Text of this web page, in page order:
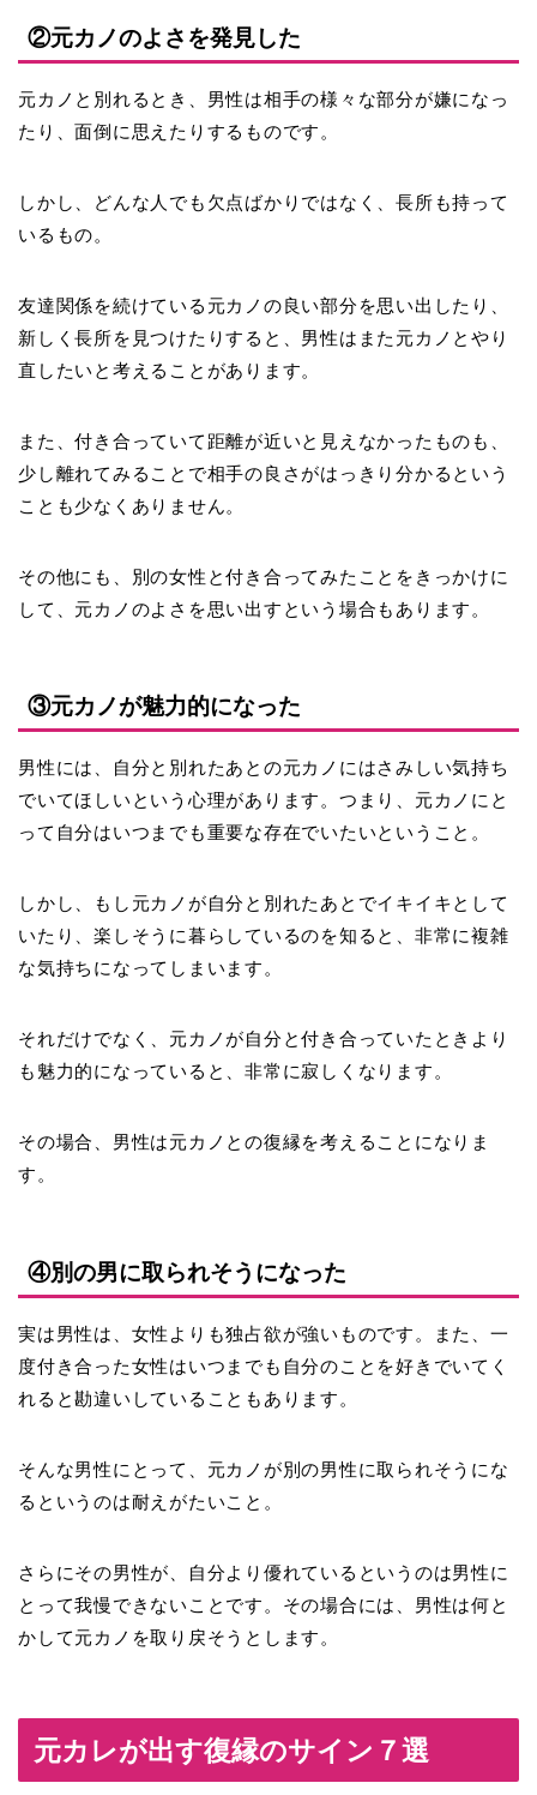
②元カノのよさを発見した
元カノと別れるとき、男性は相手の様々な部分が嫌になっ
たり、面倒に思えたりするものです。
しかし、どんな人でも欠点ばかりではなく、長所も持って
いるもの。
友達関係を続けている元カノの良い部分を思い出したり、
新しく長所を見つけたりすると、男性はまた 元カノとやり
直したい と考えることがあります。
また、付き合っていて距離が近いと見えなかったものも、
少し離れてみることで相手の良さがはっきり分かるという
ことも少なくありません。
その他にも、別の女性と付き合ってみたことをきっかけに
して、元カノのよさを思い出すという場合もあります。
③元カノが魅力的になった
男性には、自分と別れたあとの元カノにはさみしい気持ち
でいてほしいという心理があります。つまり、 元カノにと
って自分はいつまでも重要な存在でいたいということ。
しかし、もし元カノが自分と別れたあとでイキイキとして
いたり、楽しそうに暮らしているのを知ると、非常に複雑
な気持ちになってしまいます。
それだけでなく、元カノが自分と付き合っていたときより
も魅力的になっていると、非常に寂しくなります。
その場合、男性は元カノとの復縁を考えることになりま
す。
④別の男に取られそうになった
実は男性は、女性よりも独占欲が強い ものです。また、一
度付き合った女性はいつまでも自分のことを好きでいてく
れると勘違いしていることもあります。
そんな男性にとって、元カノが別の男性に取られそうにな
るというのは耐えがたいこと。
さらにその男性が、自分より優れているというのは男性に
とって我慢できないことです。その場合には、男性は何と
かして元カノを取り戻そうとします。
元カレが出す復縁のサイン７選